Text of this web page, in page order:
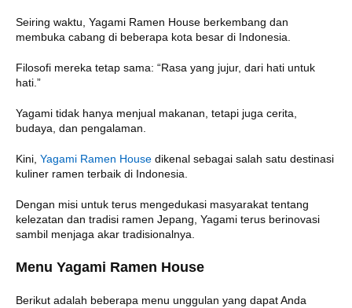
Seiring waktu, Yagami Ramen House berkembang dan
membuka cabang di beberapa kota besar di Indonesia.
Filosofi mereka tetap sama: “Rasa yang jujur, dari hati untuk
hati.”
Yagami tidak hanya menjual makanan, tetapi juga cerita,
budaya, dan pengalaman.
Kini, Yagami Ramen House dikenal sebagai salah satu destinasi
kuliner ramen terbaik di Indonesia.
Dengan misi untuk terus mengedukasi masyarakat tentang
kelezatan dan tradisi ramen Jepang, Yagami terus berinovasi
sambil menjaga akar tradisionalnya.
Menu Yagami Ramen House
Berikut adalah beberapa menu unggulan yang dapat Anda